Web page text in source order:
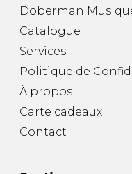
Doberman
Catalogue
Services
Politique de
À propos
Carte cadeaux
Contact